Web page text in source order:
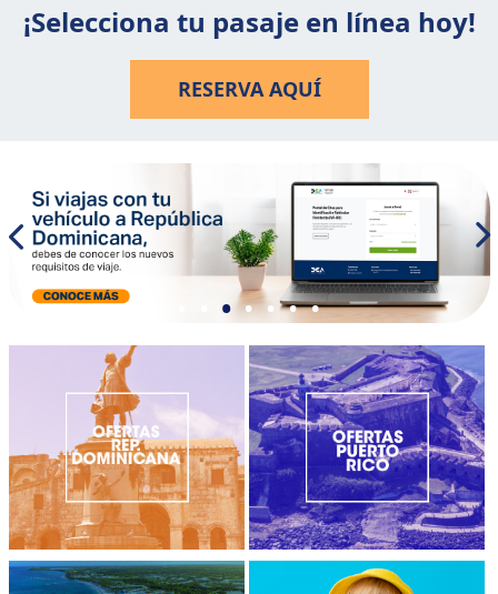
¡Selecciona tu pasaje en línea hoy!
RESERVA AQUÍ
• • • • •